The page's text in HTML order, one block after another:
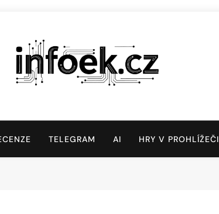
TELEGRAM AI HRY V PROHLÍŽEČI